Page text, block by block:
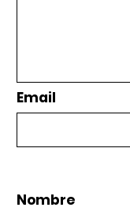
Email
Nombre